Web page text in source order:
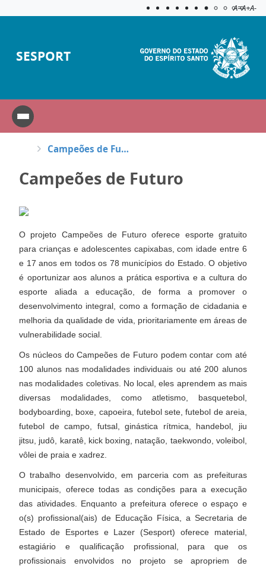
Aplicar
A=A+A-
SESPORT
Campeões de Futuro
Campeões de Futuro
O projeto Campeões de Futuro oferece esporte gratuito
para crianças e adolescentes capixabas, com idade entre 6
e 17 anos em todos os 78 municípios do Estado. O objetivo
é oportunizar aos alunos a prática esportiva e a cultura do
esporte aliada a educação, de forma a promover o
desenvolvimento integral, como a formação de cidadania e
melhoria da qualidade de vida, prioritariamente em áreas de
vulnerabilidade social.
Os núcleos do Campeões de Futuro podem contar com até
100 alunos nas modalidades individuais ou até 200 alunos
nas modalidades coletivas. No local, eles aprendem as mais
diversas modalidades, como atletismo, basquetebol,
bodyboarding, boxe, capoeira, futebol sete, futebol de areia,
futebol de campo, futsal, ginástica rítmica, handebol, jiu
jitsu, judô, karatê, kick boxing, natação, taekwondo, voleibol,
vôlei de praia e xadrez.
O trabalho desenvolvido, em parceria com as prefeituras
municipais, oferece todas as condições para a execução
das atividades. Enquanto a prefeitura oferece o espaço e
o(s) profissional(ais) de Educação Física, a Secretaria de
Estado de Esportes e Lazer (Sesport) oferece material,
estagiário e qualificação profissional, para que os
profissionais envolvidos no projeto se apropriem de